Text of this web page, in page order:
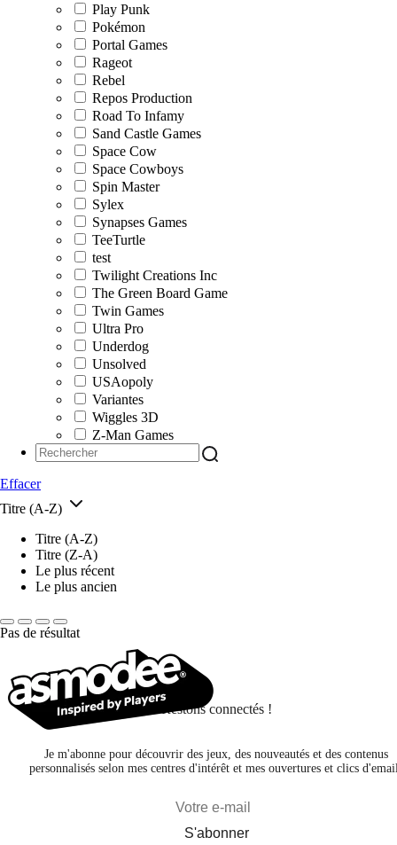
Play Punk
Pokémon
Portal Games
Rageot
Rebel
Repos Production
Road To Infamy
Sand Castle Games
Space Cow
Space Cowboys
Spin Master
Sylex
Synapses Games
TeeTurtle
test
Twilight Creations Inc
The Green Board Game
Twin Games
Ultra Pro
Underdog
Unsolved
USAopoly
Variantes
Wiggles 3D
Z-Man Games
Effacer
Titre (A-Z)
Titre (A-Z)
Titre (Z-A)
Le plus récent
Le plus ancien
Pas de résultat
Restons connectés !
Je m'abonne pour découvrir des jeux, des nouveautés et des contenus
personnalisés selon mes centres d'intérêt et mes ouvertures et clics
S'abonner